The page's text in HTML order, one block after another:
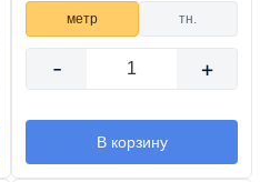
метр тн.
- +
В корзину